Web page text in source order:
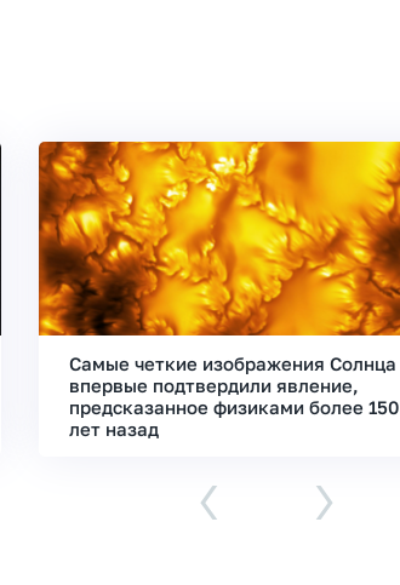
Самые четкие изображения Солнца
впервые подтвердили явление,
предсказанное физиками более 150
лет назад
‹ ›